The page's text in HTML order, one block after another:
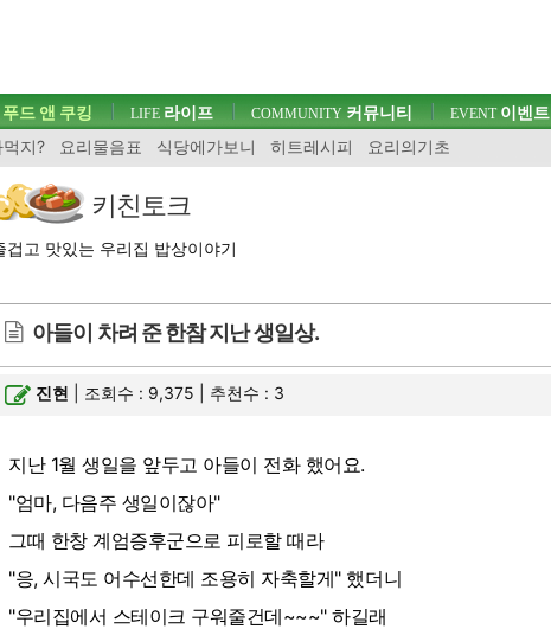
푸드 앤 쿠킹
지? 요리물음표 식당에가보니 히트레시피 요리의기초
LIFE 라이프 COMMUNITY 커뮤니티 EVENT이벤트
키친토크
겁고 맛있는 우리집 밥상이야기
아들이 차려 준 한참 지난 생일상.
진현 | 조회수 : 9,375 | 추천수 : 3
지난 1월 생일을 앞두고 아들이 전화 했어요.
"엄마, 다음주 생일이잖아"
그때 한창 계엄증후군으로 피로할 때라
"응, 시국도 어수선한데 조용히 자축할게" 했더니
"우리집에서 스테이크 구워줄건데~~~" 하길래